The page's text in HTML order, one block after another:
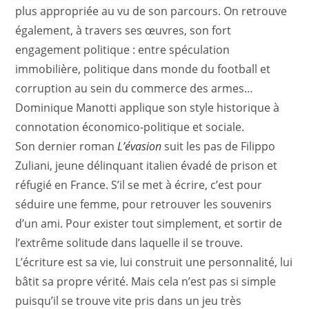
plus appropriée au vu de son parcours. On retrouve
également, à travers ses œuvres, son fort
engagement politique : entre spéculation
immobilière, politique dans monde du football et
corruption au sein du commerce des armes…
Dominique Manotti applique son style historique à
connotation économico-politique et sociale.
Son dernier romanL’évasionsuit les pas de Filippo
Zuliani, jeune délinquant italien évadé de prison et
réfugié en France. S’il se met à écrire, c’est pour
séduire une femme, pour retrouver les souvenirs
d’un ami. Pour exister tout simplement, et sortir de
l’extrême solitude dans laquelle il se trouve.
L’écriture est sa vie, lui construit une personnalité, lui
bâtit sa propre vérité. Mais cela n’est pas si simple
puisqu’il se trouve vite pris dans un jeu très